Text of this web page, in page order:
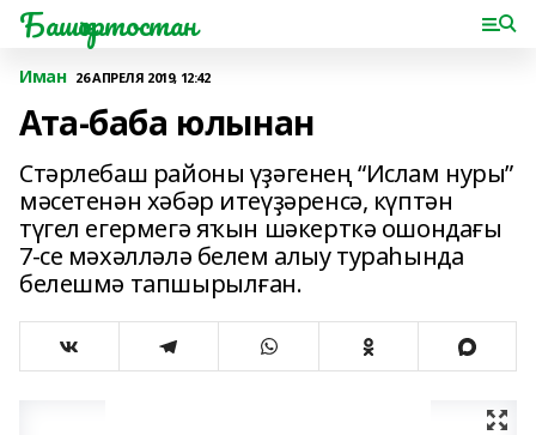
Башҡортостан
Иман 26 АПРЕЛЯ 2019, 12:42
Ата-баба юлынан
Стәрлебаш районы үҙәгенең “Ислам нуры”
мәсетенән хәбәр итеүҙәренсә, күптән
түгел егермегә яҡын шәкерткә ошондағы
7-се мәхәлләлә белем алыу тураһында
белешмә тапшырылған.